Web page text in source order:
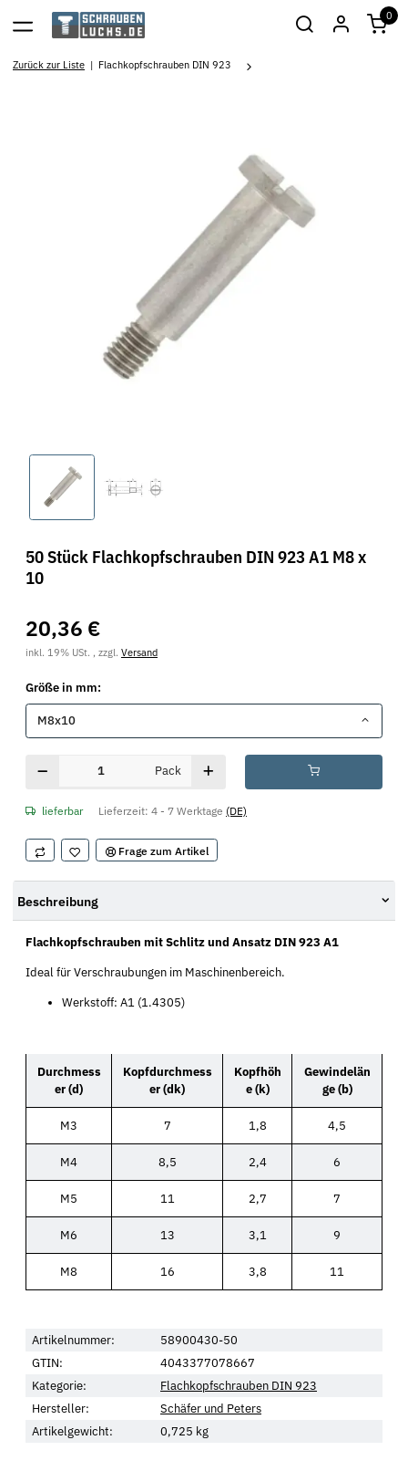
0
Zurück zur Liste Flachkopfschrauben DIN 923
50 Stück Flachkopfschrauben DIN 923 A1 M8 x
10
20,36 €
inkl. 19% USt. , zzgl. Versand
Größe in mm:
M8x10
Pack
lieferbar Lieferzeit: 4 - 7 Werktage (DE)
Frage zum Artikel
Beschreibung
Flachkopfschrauben mit Schlitz und Ansatz DIN 923 A1
Ideal für Verschraubungen im Maschinenbereich.
Werkstoff: A1 (1.4305)
Durchmess
er (d)
Kopfdurchmess
er (dk)
Kopfhöh
e (k)
Gewindelän
ge (b)
M3 7 1,8 4,5
M4 8,5 2,4 6
M5 11 2,7 7
M6 13 3,1 9
M8 16 3,8 11
Artikelnummer:
58900430-50
GTIN:
4043377078667
Kategorie:
Flachkopfschrauben DIN 923
Hersteller:
Schäfer und Peters
Artikelgewicht:
0,725 kg